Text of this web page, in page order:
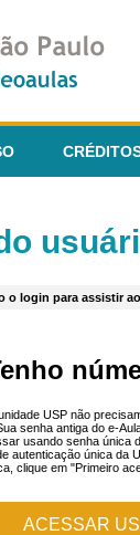
o login para assistir
USP não
senha antiga do e-
usando senha única
autenticação única da
clique em "Primeiro
ACESSAR